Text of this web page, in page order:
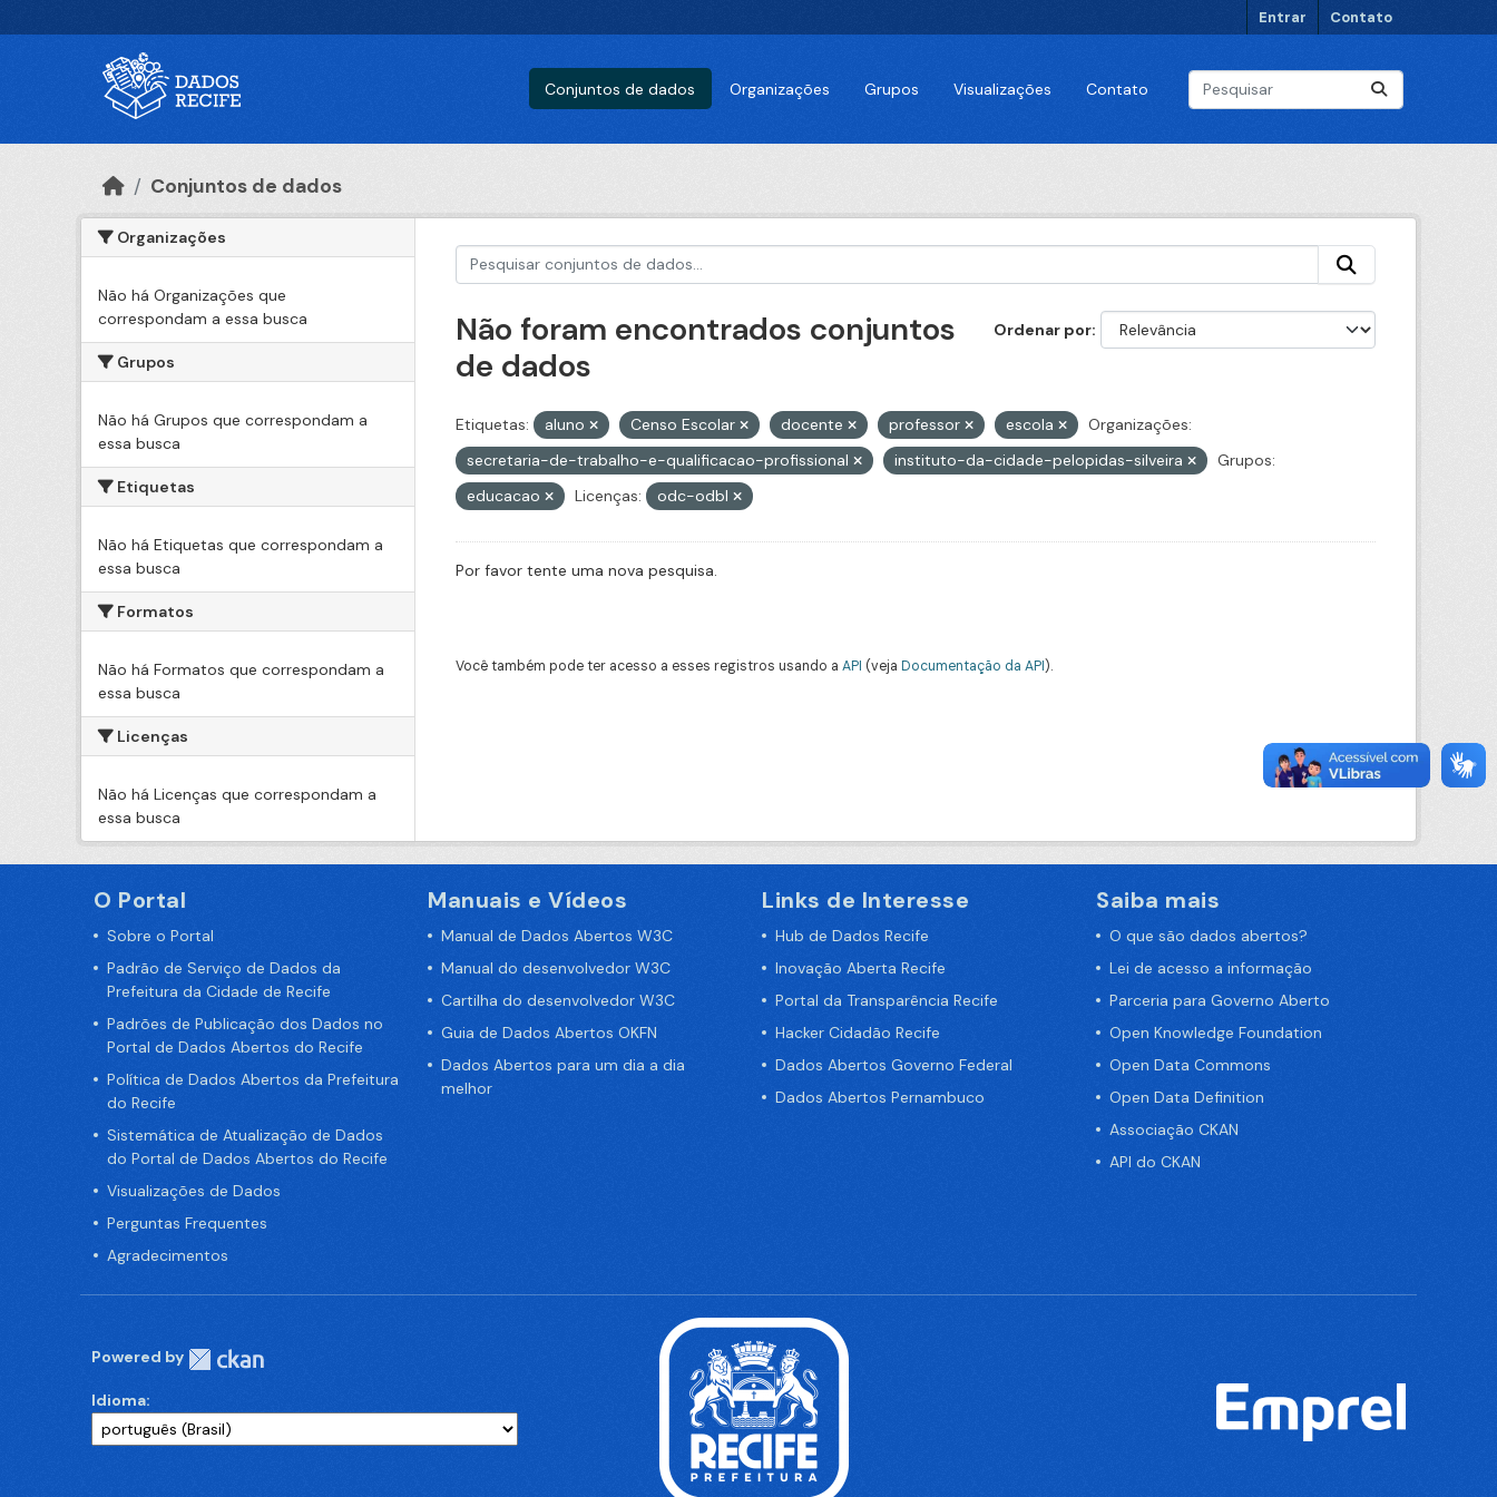
Entrar Contato
Conjuntos de dados Organizações Grupos Visualizações Contato
Conjuntos de dados
Organizações
Não há Organizações que
correspondam a essa busca
Grupos
Não há Grupos que correspondam a
essa busca
Etiquetas
Não há Etiquetas que correspondam a
essa busca
Formatos
Não há Formatos que correspondam a
essa busca
Licenças
Não há Licenças que correspondam a
essa busca
Ordenar por
Não foram encontrados conjuntos
de dados
Etiquetas: aluno Censo Escolar docente professor escola
Organizações:
secretaria-de-trabalho-e-qualificacao-profissional
instituto-da-cidade-pelopidas-silveira
Grupos:
educacao
Licenças: odc-odbl
Por favor tente uma nova pesquisa.
Você também pode ter acesso a esses registros usando a API (veja Documentação da API).
O Portal
Sobre o Portal
Padrão de Serviço de Dados da
Prefeitura da Cidade de Recife
Padrões de Publicação dos Dados no
Portal de Dados Abertos do Recife
Política de Dados Abertos da Prefeitura
do Recife
Sistemática de Atualização de Dados
do Portal de Dados Abertos do Recife
Visualizações de Dados
Perguntas Frequentes
Agradecimentos
Manuais e Vídeos
Manual de Dados Abertos W3C
Manual do desenvolvedor W3C
Cartilha do desenvolvedor W3C
Guia de Dados Abertos OKFN
Dados Abertos para um dia a dia
melhor
Links de Interesse
Hub de Dados Recife
Inovação Aberta Recife
Portal da Transparência Recife
Hacker Cidadão Recife
Dados Abertos Governo Federal
Dados Abertos Pernambuco
Saiba mais
O que são dados abertos?
Lei de acesso a informação
Parceria para Governo Aberto
Open Knowledge Foundation
Open Data Commons
Open Data Definition
Associação CKAN
API do CKAN
Powered by
Idioma